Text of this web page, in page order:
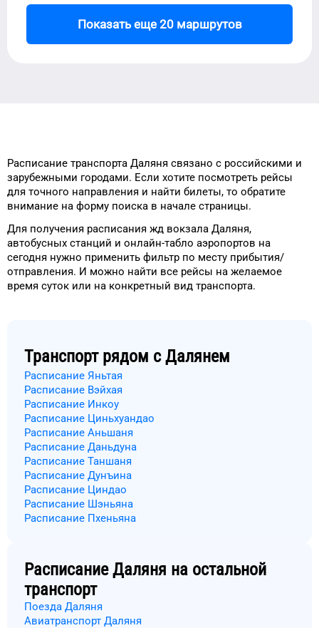
Показать еще 20 маршрутов
Расписание транспорта Даляня связано с российскими и
зарубежными городами. Если хотите посмотреть рейсы
для точного направления и найти билеты, то обратите
внимание на форму поиска в начале страницы.
Для получения расписания жд вокзала Даляня,
автобусных станций и онлайн-табло аэропортов на
сегодня нужно применить фильтр по месту прибытия/
отправления. И можно найти все рейсы на желаемое
время суток или на конкретный вид транспорта.
Транспорт рядом с Далянем
Расписание Яньтая
Расписание Вэйхая
Расписание Инкоу
Расписание Циньхуандао
Расписание Аньшаня
Расписание Даньдуна
Расписание Таншаня
Расписание Дунъина
Расписание Циндао
Расписание Шэньяна
Расписание Пхеньяна
РасписаниеДаляня на остальной
транспорт
Поезда Даляня
Авиатранспорт Даляня